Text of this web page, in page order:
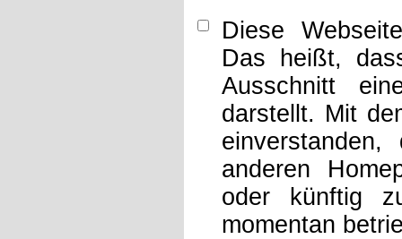
Diese
Das heißt,
Ausschnitt
darstellt. Mit
anderen
oder künftig
momentan